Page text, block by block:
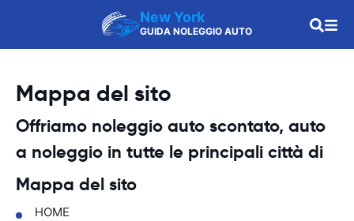
New York
GUIDA NOLEGGIO AUTO
Mappa del sito
Offriamo noleggio auto scontato, auto
a noleggio in tutte le principali città di
Mappa del sito
HOME